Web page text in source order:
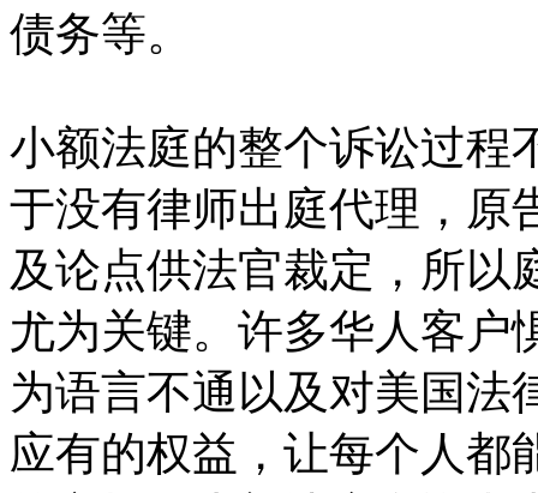
债务等。
小额法庭的整个诉讼过程
于没有律师出庭代理，原
及论点供法官裁定，所以
尤为关键。许多华人客户
为语言不通以及对美国法
应有的权益，让每个人都